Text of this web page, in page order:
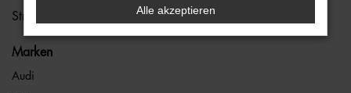
Straßen von Rostock lassen. Ohne „Wenn und Aber“.
Marken
Audi
Alle akzeptieren